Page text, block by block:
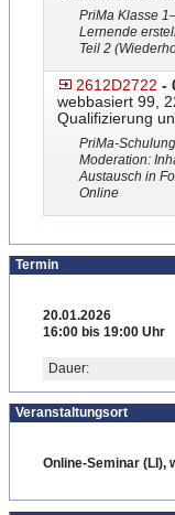
PriMa Klasse
Lernende
Teil 2
2612D2722 -
webbasiert 99,
Qualifizierung
PriMa-
Moderation:
Austausch in
Online
Termin
20.01.2026
16:00 bis 19:00 Uhr
Dauer:
Veranstaltungsort
Online-Seminar (LI),